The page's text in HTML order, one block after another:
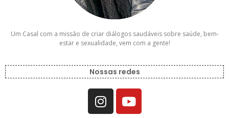
Um Casal com a missão de criar diálogos saudáveis sobre saúde, bem-
estar e sexualidade, vem com a gente!
Nossas redes